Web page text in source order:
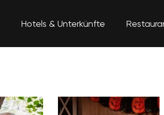
Hotels & Unterkünfte